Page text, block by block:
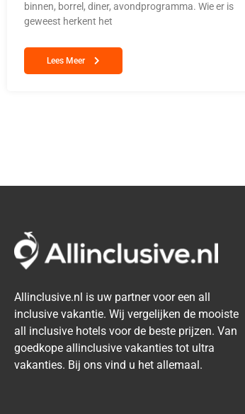
binnen, borrel, diner, avondprogramma. Wie er is
geweest herkent het
Lees Meer
Allinclusive.nl is uw partner voor een all
inclusive vakantie. Wij vergelijken de mooiste
all inclusive hotels voor de beste prijzen. Van
goedkope allinclusive vakanties tot ultra
vakanties. Bij ons vind u het allemaal.